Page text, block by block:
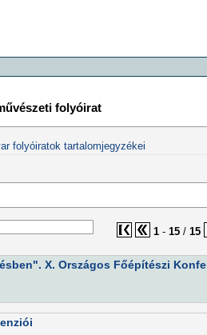
folyóirat
folyóiratok tartalomjegyzékei
1- 15/ 15
X. Országos Főépítészi